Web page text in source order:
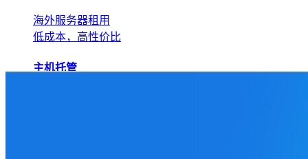
海外服务器租用
低成本，高性价比
主机托管